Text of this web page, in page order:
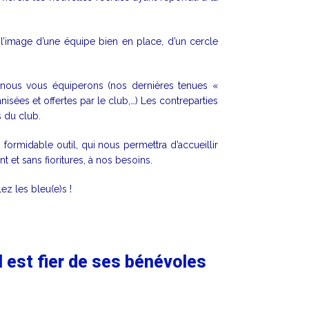
d’une équipe bien en place, d’un cercle
vous équiperons (nos dernières tenues «
et offertes par le club,…) Les contreparties
du club.
outil, qui nous permettra d’accueillir
et sans fioritures, à nos besoins.
les bleu(e)s !
est fier de ses bénévoles